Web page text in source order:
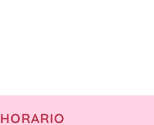
HORARIO